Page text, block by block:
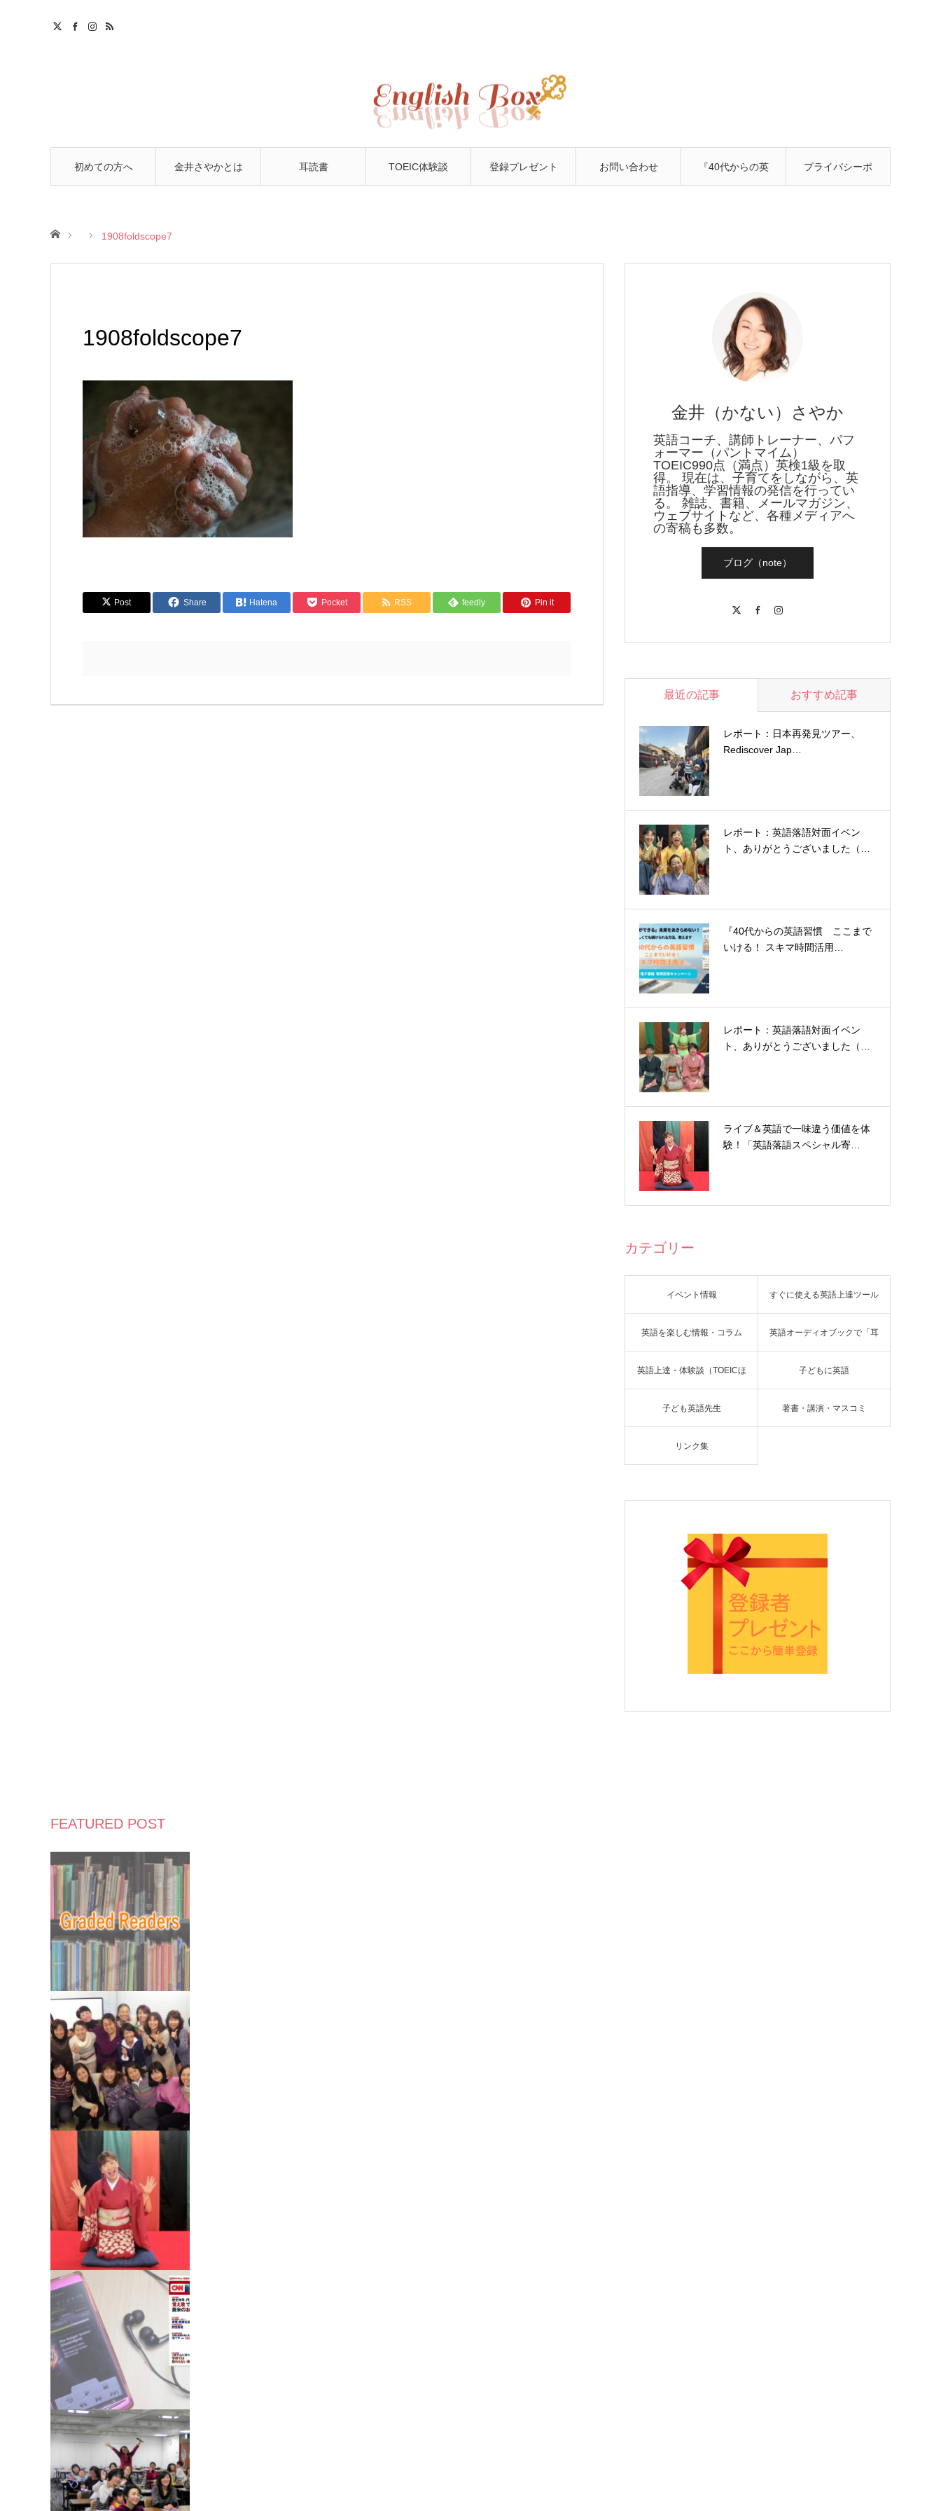
初めての方へ 金井さやかとは 耳読書 TOEIC体験談 登録プレゼント お問い合わせ 『40代からの英
刊キャンペーン
プライバシーポ
ホーム 1908foldscope7
1908foldscope7
Post Share Hatena Pocket RSS feedly Pin it
金井（かない）さやか
英語コーチ、講師トレーナー、パフ
ォーマー（パントマイム）
TOEIC990点（満点）英検1級を取
得。 現在は、子育てをしながら、英
語指導、学習情報の発信を行ってい
る。 雑誌、書籍、メールマガジン、
ウェブサイトなど、各種メディアへ
の寄稿も多数。
ブログ（note）
最近の記事 おすすめ記事
レポート：日本再発見ツアー、
Rediscover Jap…
レポート：英語落語対面イベン
ト、ありがとうございました（…
『40代からの英語習慣 ここまで
いける！ スキマ時間活用…
レポート：英語落語対面イベン
ト、ありがとうございました（…
ライブ＆英語で一味違う価値を体
験！「英語落語スペシャル寄…
カテゴリー
イベント情報 すぐに使える英語上達ツール
英語を楽しむ情報・コラム 英語オーディオブックで「耳
読書」
英語上達・体験談（TOEICほ
か）
子どもに英語
子ども英語先生 著書・講演・マスコミ
リンク集
FEATURED POST